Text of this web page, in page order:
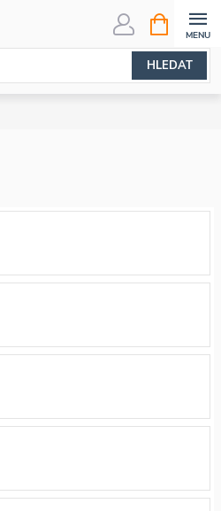
HLEDAT
NÁKUPNÍ
KOŠÍK